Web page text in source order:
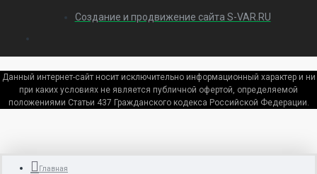
Создание и продвижение сайта S-VAR.RU
Данный интернет-сайт носит исключительно информационный характер и ни
при каких условиях не является публичной офертой, определяемой
положениями Статьи 437 Гражданского кодекса Российской Федерации.
Главная